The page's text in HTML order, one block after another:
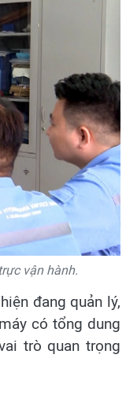
vận hành.
đang quản lý,
có tổng dung
trò quan trọng